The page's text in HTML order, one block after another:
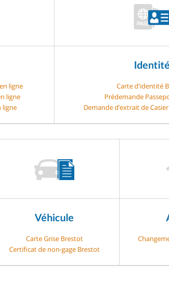
ligne
ligne
ligne
Identité
Carte d'identité
Prédemande
Demande d’extrait de
Véhicule
Carte Grise Brestot
Certificat de non-gage Brestot